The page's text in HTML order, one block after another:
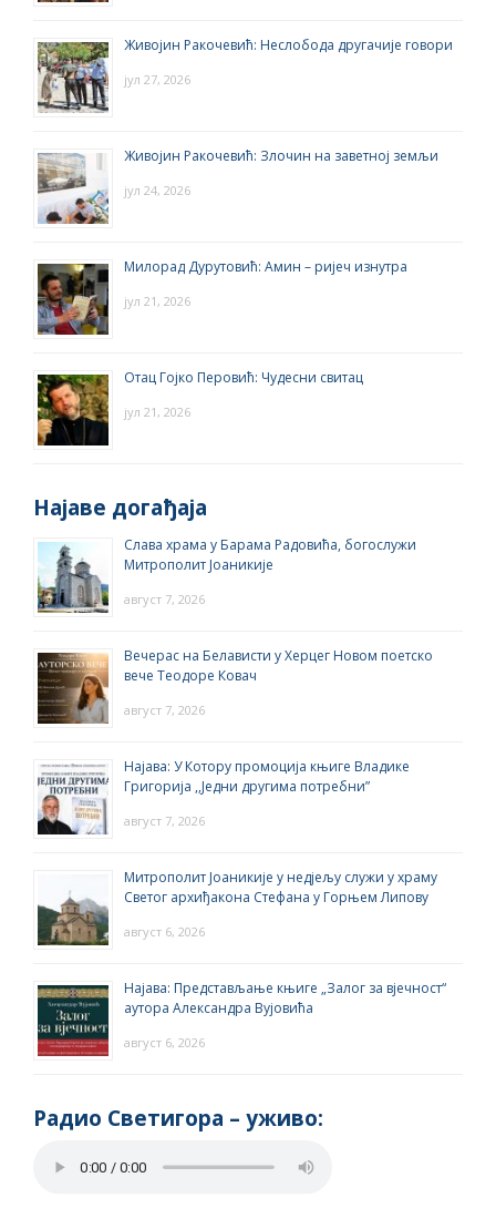
Живојин Ракочевић: Неслобода другачије говори
јул 27, 2026
Живојин Ракочевић: Злочин на заветној земљи
јул 24, 2026
Милорад Дурутовић: Амин – ријеч изнутра
јул 21, 2026
Отац Гојко Перовић: Чудесни свитац
јул 21, 2026
Најаве догађаја
Слава храма у Барама Радовића, богослужи
Митрополит Јоаникије
август 7, 2026
Вечерас на Белависти у Херцег Новом поетско
вече Теодоре Ковач
август 7, 2026
Најава: У Котору промоција књиге Владике
Григорија ,,Једни другима потребни”
август 7, 2026
Митрополит Јоаникије у недјељу служи у храму
Светог архиђакона Стефана у Горњем Липову
август 6, 2026
Најава: Представљање књиге „Залог за вјечност“
аутора Александра Вујовића
август 6, 2026
Радио Светигора – yживо: